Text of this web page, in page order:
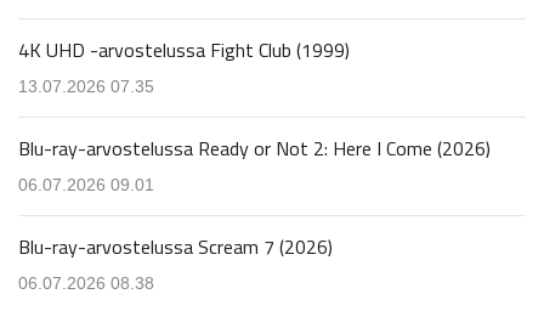
4K UHD -arvostelussa Fight Club (1999)
13.07.2026 07.35
Blu-ray-arvostelussa Ready or Not 2: Here I Come (2026)
06.07.2026 09.01
Blu-ray-arvostelussa Scream 7 (2026)
06.07.2026 08.38